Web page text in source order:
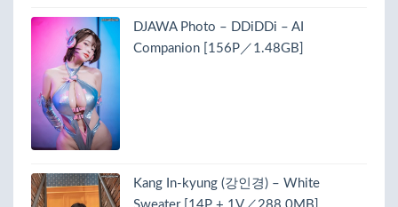
DJAWA Photo – DDiDDi – AI
Companion [156P／1.48GB]
Kang In-kyung (강인경) – White